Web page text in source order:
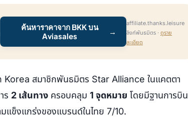
ค้นหาราคาจาก BKK บน
Aviasales
→
affiliate.thanks.leisure
ลิงก์พันธมิตร · ดูราย
ละเอียด
Korea สมาชิกพันธมิตร Star Alliance ในแคตตา
ร 2 เส้นทาง ครอบคลุม 1 จุดหมาย โดยมีฐานการบิน
แข็งแกร่งของแบรนด์ในไทย 7/10.